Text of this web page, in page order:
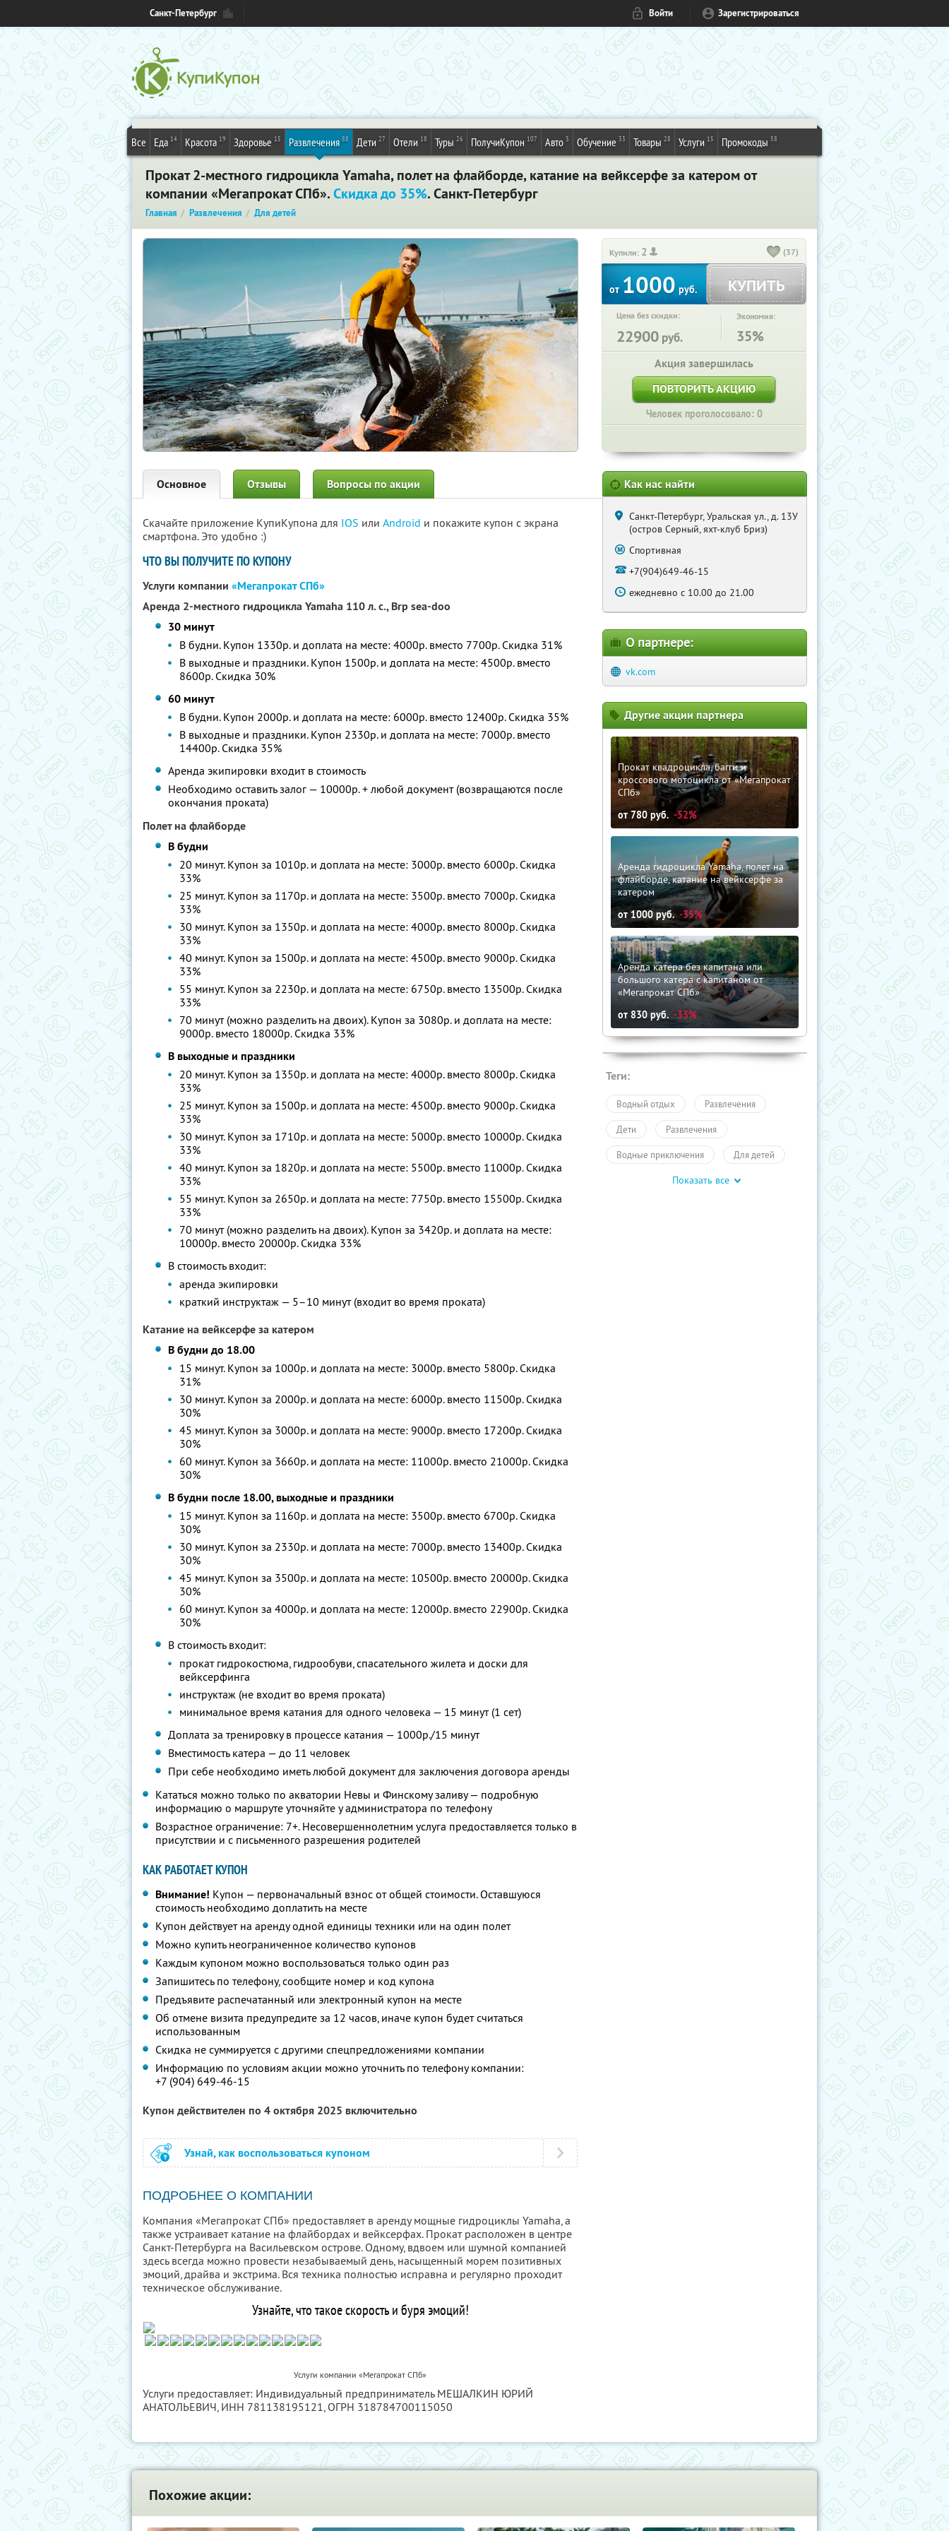
Санкт-Петербург Войти Зарегистрироваться
Все Еда 14 Красота 19 Здоровье 15 Развлечения 88 Дети 27 Отели 18 Туры 26 ПолучиКупон 107 Авто 3 Обучение 33 Товары 28 Услуги 15 Промокоды 58
Прокат 2-местного гидроцикла Yamaha, полет на флайборде, катание на вейксерфе за катером от
компании «Мегапрокат СПб».Скидка до 35%. Санкт-Петербург
Главная Развлечения Для детей
Купили: 2 (37)
от 1000 руб. КУПИТЬ
Цена без скидки:
22900 руб.
Экономия:
35%
Акция завершилась
ПОВТОРИТЬ АКЦИЮ
Человек проголосовало: 0
Основное Отзывы Вопросы по акции
Скачайте приложение КупиКупона для IOS или Android и покажите купон с экрана
смартфона. Это удобно :)
ЧТО ВЫ ПОЛУЧИТЕ ПО КУПОНУ
Услуги компании «Мегапрокат СПб»
Аренда 2-местного гидроцикла Yamaha 110 л. с., Brp sea-doo
30 минут
В будни. Купон 1330р. и доплата на месте: 4000р. вместо 7700р. Скидка 31%
В выходные и праздники. Купон 1500р. и доплата на месте: 4500р. вместо
8600р. Скидка 30%
60 минут
В будни. Купон 2000р. и доплата на месте: 6000р. вместо 12400р. Скидка 35%
В выходные и праздники. Купон 2330р. и доплата на месте: 7000р. вместо
14400р. Скидка 35%
Аренда экипировки входит в стоимость
Необходимо оставить залог — 10000р. + любой документ (возвращаются после
окончания проката)
Полет на флайборде
В будни
20 минут. Купон за 1010р. и доплата на месте: 3000р. вместо 6000р. Скидка
33%
25 минут. Купон за 1170р. и доплата на месте: 3500р. вместо 7000р. Скидка
33%
30 минут. Купон за 1350р. и доплата на месте: 4000р. вместо 8000р. Скидка
33%
40 минут. Купон за 1500р. и доплата на месте: 4500р. вместо 9000р. Скидка
33%
55 минут. Купон за 2230р. и доплата на месте: 6750р. вместо 13500р. Скидка
33%
70 минут (можно разделить на двоих). Купон за 3080р. и доплата на месте:
9000р. вместо 18000р. Скидка 33%
В выходные и праздники
20 минут. Купон за 1350р. и доплата на месте: 4000р. вместо 8000р. Скидка
33%
25 минут. Купон за 1500р. и доплата на месте: 4500р. вместо 9000р. Скидка
33%
30 минут. Купон за 1710р. и доплата на месте: 5000р. вместо 10000р. Скидка
33%
40 минут. Купон за 1820р. и доплата на месте: 5500р. вместо 11000р. Скидка
33%
55 минут. Купон за 2650р. и доплата на месте: 7750р. вместо 15500р. Скидка
33%
70 минут (можно разделить на двоих). Купон за 3420р. и доплата на месте:
10000р. вместо 20000р. Скидка 33%
В стоимость входит:
аренда экипировки
краткий инструктаж — 5–10 минут (входит во время проката)
Катание на вейксерфе за катером
В будни до 18.00
15 минут. Купон за 1000р. и доплата на месте: 3000р. вместо 5800р. Скидка
31%
30 минут. Купон за 2000р. и доплата на месте: 6000р. вместо 11500р. Скидка
30%
45 минут. Купон за 3000р. и доплата на месте: 9000р. вместо 17200р. Скидка
30%
60 минут. Купон за 3660р. и доплата на месте: 11000р. вместо 21000р. Скидка
30%
В будни после 18.00, выходные и праздники
15 минут. Купон за 1160р. и доплата на месте: 3500р. вместо 6700р. Скидка
30%
30 минут. Купон за 2330р. и доплата на месте: 7000р. вместо 13400р. Скидка
30%
45 минут. Купон за 3500р. и доплата на месте: 10500р. вместо 20000р. Скидка
30%
60 минут. Купон за 4000р. и доплата на месте: 12000р. вместо 22900р. Скидка
30%
В стоимость входит:
прокат гидрокостюма, гидрообуви, спасательного жилета и доски для
вейксерфинга
инструктаж (не входит во время проката)
минимальное время катания для одного человека — 15 минут (1 сет)
Доплата за тренировку в процессе катания — 1000р./15 минут
Вместимость катера — до 11 человек
При себе необходимо иметь любой документ для заключения договора аренды
Кататься можно только по акватории Невы и Финскому заливу — подробную
информацию о маршруте уточняйте у администратора по телефону
Возрастное ограничение: 7+. Несовершеннолетним услуга предоставляется только в
присутствии и с письменного разрешения родителей
КАК РАБОТАЕТ КУПОН
Внимание! Купон — первоначальный взнос от общей стоимости. Оставшуюся
стоимость необходимо доплатить на месте
Купон действует на аренду одной единицы техники или на один полет
Можно купить неограниченное количество купонов
Каждым купоном можно воспользоваться только один раз
Запишитесь по телефону, сообщите номер и код купона
Предъявите распечатанный или электронный купон на месте
Об отмене визита предупредите за 12 часов, иначе купон будет считаться
использованным
Скидка не суммируется с другими спецпредложениями компании
Информацию по условиям акции можно уточнить по телефону компании:
+7 (904) 649-46-15
Купон действителен по 4 октября 2025 включительно
Узнай, как воспользоваться купоном
ПОДРОБНЕЕ О КОМПАНИИ
Компания «Мегапрокат СПб» предоставляет в аренду мощные гидроциклы Yamaha, а
также устраивает катание на флайбордах и вейксерфах. Прокат расположен в центре
Санкт-Петербурга на Васильевском острове. Одному, вдвоем или шумной компанией
здесь всегда можно провести незабываемый день, насыщенный морем позитивных
эмоций, драйва и экстрима. Вся техника полностью исправна и регулярно проходит
техническое обслуживание.
Узнайте, что такое скорость и буря эмоций!
Услуги компании «Мегапрокат СПб»
Услуги предоставляет: Индивидуальный предприниматель МЕШАЛКИН ЮРИЙ
АНАТОЛЬЕВИЧ, ИНН 781138195121, ОГРН 318784700115050
Как нас найти
Санкт-Петербург, Уральская ул., д. 13У
(остров Серный, яхт-клуб Бриз)
Спортивная
+7(904)649-46-15
ежедневно с 10.00 до 21.00
О партнере:
vk.com
Другие акции партнера
Прокат квадроцикла, багги и
кроссового мотоцикла от «Мегапрокат
СПб»
от 780 руб. -52%
Аренда гидроцикла Yamaha, полет на
флайборде, катание на вейксерфе за
катером
от1000руб. -35%
Аренда катера без капитана или
большого катера с капитаном от
«Мегапрокат СПб»
от 830 руб. -33%
Теги:
Водный отдых Развлечения
Дети Развлечения
Водные приключения Для детей
Показать все
Похожие акции: